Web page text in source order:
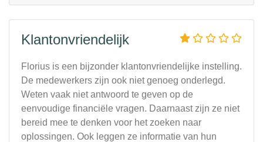
Klantonvriendelijk
Florius is een bijzonder klantonvriendelijke instelling.
De medewerkers zijn ook niet genoeg onderlegd.
Weten vaak niet antwoord te geven op de
eenvoudige financiële vragen. Daarnaast zijn ze niet
bereid mee te denken voor het zoeken naar
oplossingen. Ook leggen ze informatie van hun